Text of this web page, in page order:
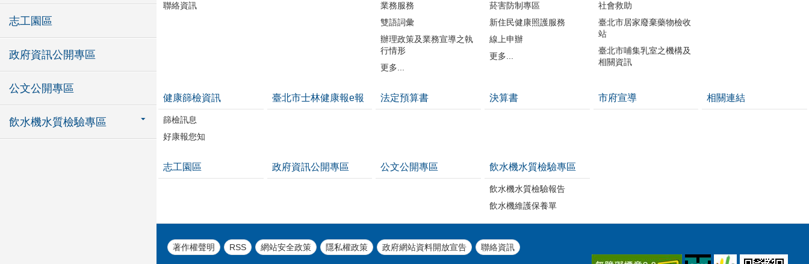
志工園區
政府資訊公開專區
公文公開專區
飲水機水質檢驗專區
聯絡資訊
業務服務
雙語詞彙
辦理政策及業務宣導之執
行情形
更多...
菸害防制專區
新住民健康照護服務
線上申辦
更多...
社會救助
臺北市居家廢棄藥物檢收
站
臺北市哺集乳室之機構及
相關資訊
健康篩檢資訊
篩檢訊息
好康報您知
臺北市士林健康報e報 法定預算書 決算書 市府宣導 相關連結
志工園區 政府資訊公開專區 公文公開專區 飲水機水質檢驗專區
飲水機水質檢驗報告
飲水機維護保養單
著作權聲明 RSS 網站安全政策 隱私權政策 政府網站資料開放宣告 聯絡資訊